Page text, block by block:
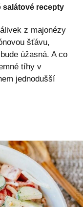
salátové recepty
z majonézy
šťávu,
úžasná. A co
tíhy v
jednodušší